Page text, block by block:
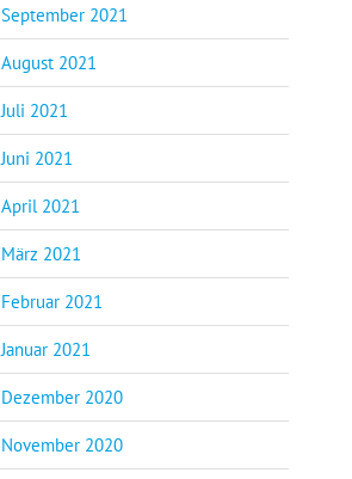
September 2021
August 2021
Juli 2021
Juni 2021
April 2021
März 2021
Februar 2021
Januar 2021
Dezember 2020
November 2020